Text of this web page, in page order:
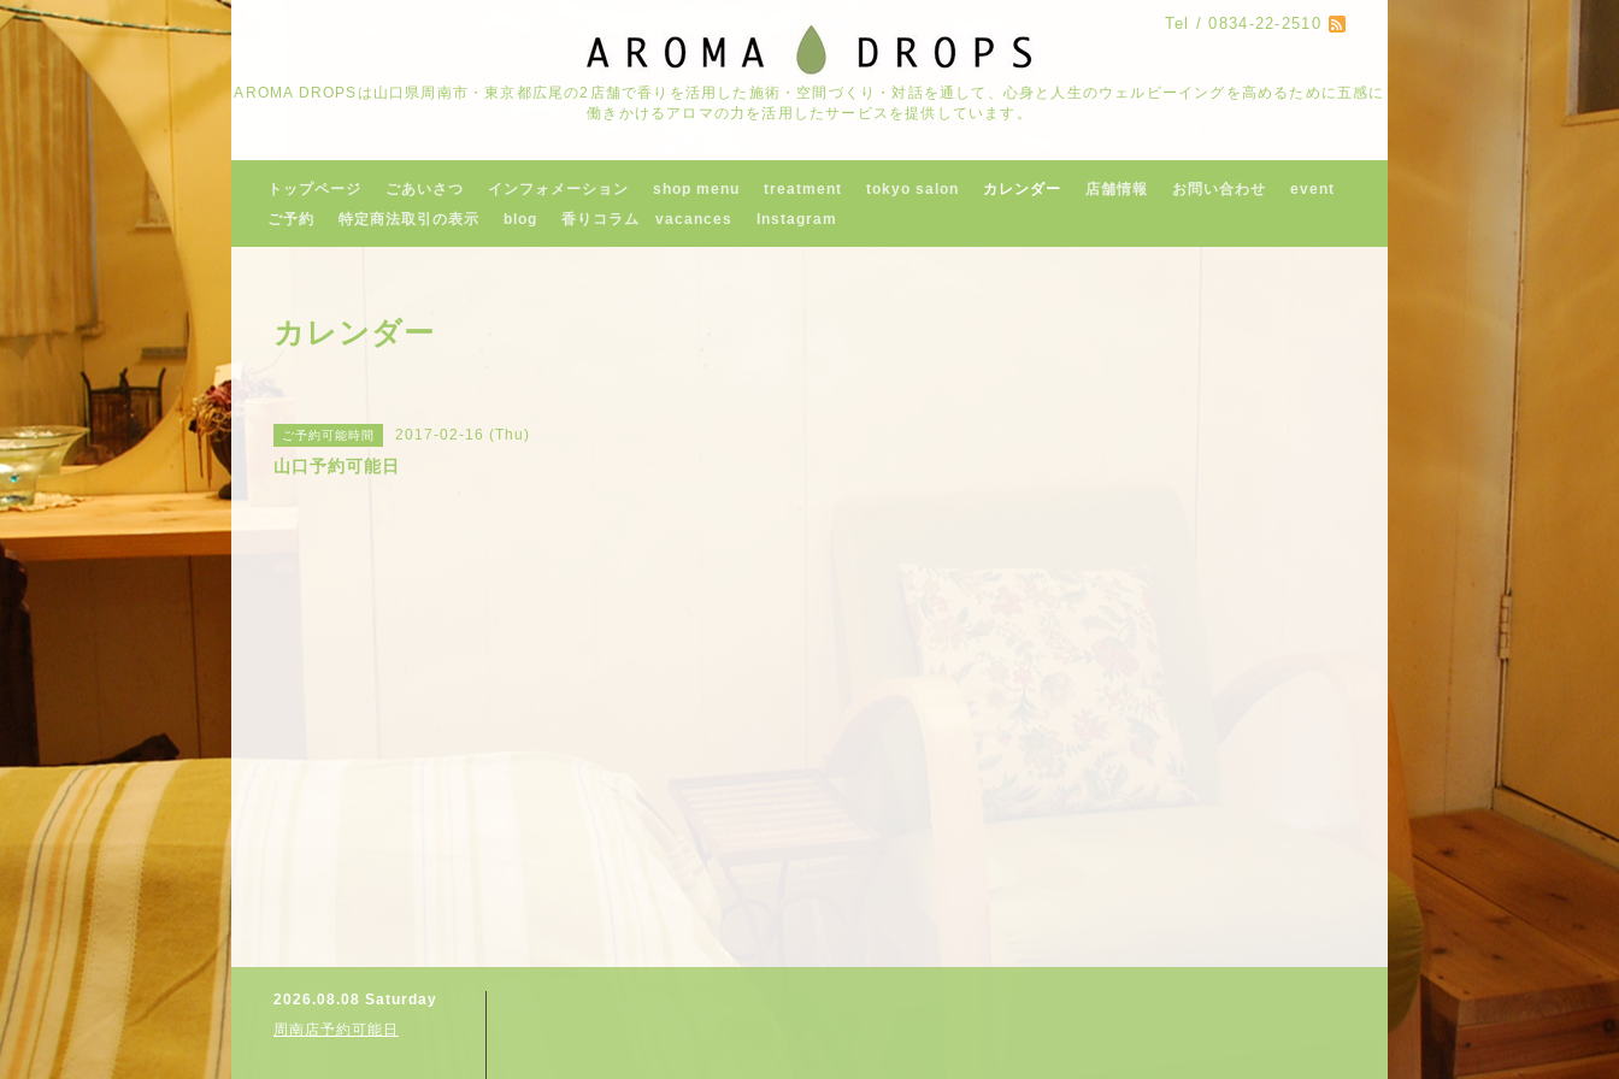
Tel / 0834-22-2510
AROMA DROPSは山口県周南市・東京都広尾の2店舗で香りを活用した施術・空間づくり・対話を通して、心身と人生のウェルビーイングを高めるために五感に
働きかけるアロマの力を活用したサービスを提供しています。
トップページ ごあいさつ インフォメーション shop menu treatment tokyo salon カレンダー 店舗情報 お問い合わせ
event
ご予約
特定商法取引の表示 blog 香りコラム vacances Instagram
カレンダー
ご予約可能時間 2017-02-16 (Thu)
山口予約可能日
2026.08.08 Saturday
周南店予約可能日